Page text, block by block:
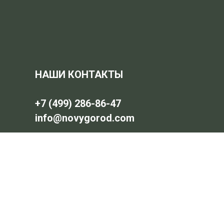
НАШИ КОНТАКТЫ
+7 (499) 286-86-47
info@novygorod.com